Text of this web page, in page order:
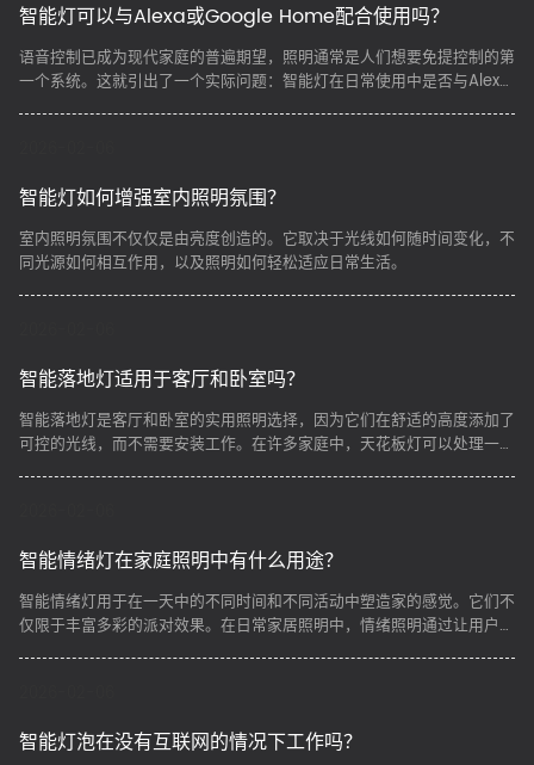
智能灯可以与Alexa或Google Home配合使用吗？
​语音控制已成为现代家庭的普遍期望，照明通常是人们想要免提控制的第
一个系统。这就引出了一个实际问题：智能灯在日常使用中是否与Alexa
智能灯如何增强室内照明氛围？
​室内照明氛围不仅仅是由亮度创造的。它取决于光线如何随时间变化，不
同光源如何相互作用，以及照明如何轻松适应日常生活。
智能落地灯适用于客厅和卧室吗？
​智能落地灯是客厅和卧室的实用照明选择，因为它们在舒适的高度添加了
可控的光线，而不需要安装工作。在许多家庭中，天花板灯可以处理一般
智能情绪灯在家庭照明中有什么用途？
智能情绪灯用于在一天中的不同时间和不同活动中塑造家的感觉。它们不
仅限于丰富多彩的派对效果。在日常家居照明中，情绪照明通过让用户以
智能灯泡在没有互联网的情况下工作吗？